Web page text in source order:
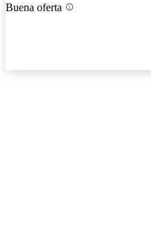
Buena oferta